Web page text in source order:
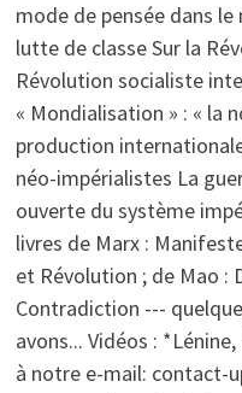
mode de pensée dans
lutte de classe Sur la
Révolution socialiste
« Mondialisation » : « la
production
néo-impérialistes La
ouverte du système
livres de Marx :
et Révolution ; de Mao :
Contradiction ---
avons... Vidéos :
à notre e-mail: contact-